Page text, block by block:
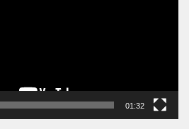
01:32